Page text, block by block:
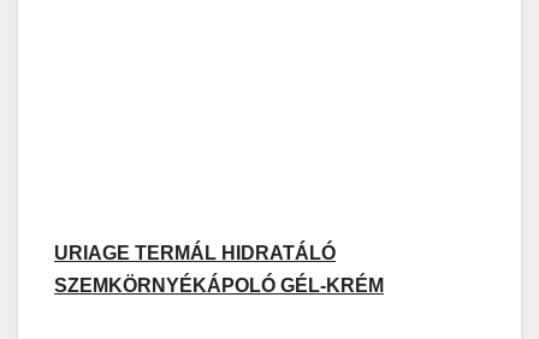
URIAGE TERMÁL HIDRATÁLÓ
SZEMKÖRNYÉKÁPOLÓ GÉL-KRÉM